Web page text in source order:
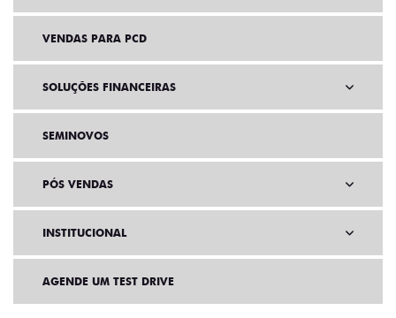
VENDAS PARA PCD
SOLUÇÕES FINANCEIRAS
SEMINOVOS
PÓS VENDAS
INSTITUCIONAL
AGENDE UM TEST DRIVE